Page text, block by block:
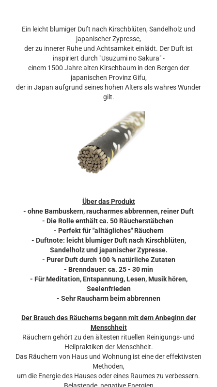
Ein leicht blumiger Duft nach Kirschblüten, Sandelholz und
japanischer Zypresse,
der zu innerer Ruhe und Achtsamkeit einlädt. Der Duft ist
inspiriert durch "Usuzumi no Sakura" -
einem 1500 Jahre alten Kirschbaum in den Bergen der
japanischen Provinz Gifu,
der in Japan aufgrund seines hohen Alters als wahres Wunder
gilt.
Über das Produkt
- ohne Bambuskern, raucharmes abbrennen, reiner Duft
- Die Rolle enthält ca. 50 Räucherstäbchen
- Perfekt für "alltägliches" Räuchern
- Duftnote: leicht blumiger Duft nach Kirschblüten,
Sandelholz und japanischer Zypresse.
- Purer Duft durch 100 % natürliche Zutaten
- Brenndauer: ca. 25 - 30 min
- Für Meditation, Entspannung, Lesen, Musik hören,
Seelenfrieden
- Sehr Raucharm beim abbrennen
Der Brauch des Räucherns begann mit dem Anbeginn der
Menschheit
Räuchern gehört zu den ältesten rituellen Reinigungs- und
Heilpraktiken der Menschheit.
Das Räuchern von Haus und Wohnung ist eine der effektivsten
Methoden,
um die Energie des Hauses oder eines Raumes zu verbessern.